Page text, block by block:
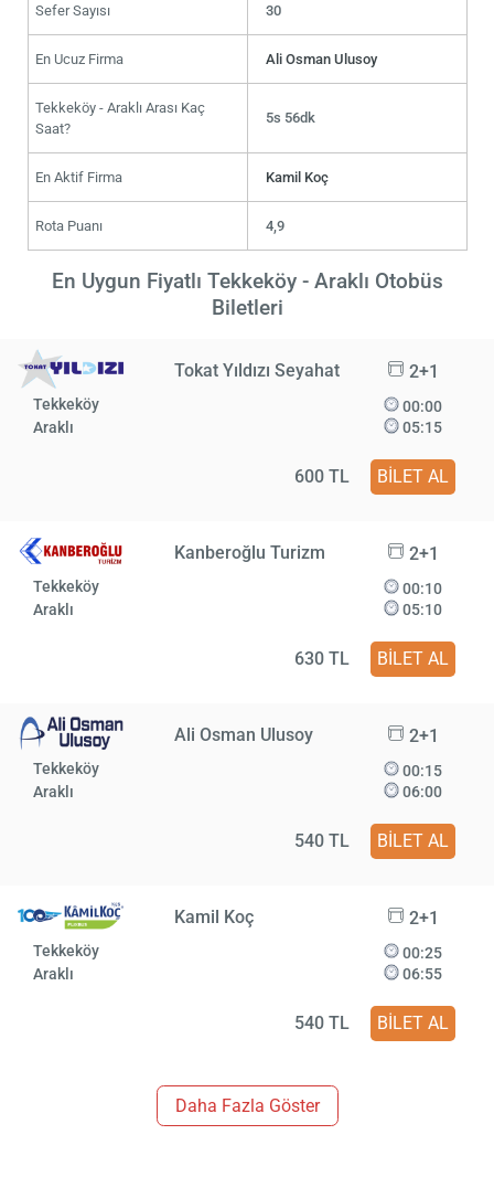
Sefer Sayısı 30
En Ucuz Firma Ali Osman Ulusoy
Tekkeköy - Araklı Arası Kaç
Saat?
5s 56dk
En Aktif Firma Kamil Koç
Rota Puanı 4,9
En Uygun Fiyatlı Tekkeköy - Araklı Otobüs
Biletleri
Tokat Yıldızı Seyahat 2+1
Tekkeköy
Araklı
00:00
05:15
600 TL BİLET AL
Kanberoğlu Turizm 2+1
Tekkeköy
Araklı
00:10
05:10
630 TL BİLET AL
Ali Osman Ulusoy 2+1
Tekkeköy
Araklı
00:15
06:00
540 TL BİLET AL
Kamil Koç 2+1
Tekkeköy
Araklı
00:25
06:55
540 TL BİLET AL
Daha Fazla Göster